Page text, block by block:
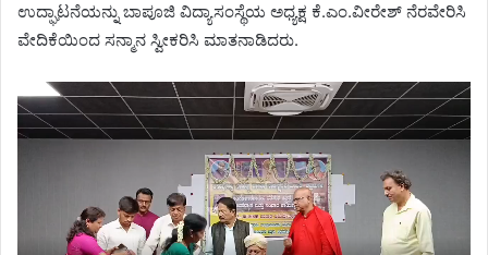
ಉದ್ಘಾಟನೆಯನ್ನು ಬಾಪೂಜಿ ವಿದ್ಯಾಸಂಸ್ಥೆಯ ಅಧ್ಯಕ್ಷ ಕೆ.ಎಂ.ವೀರೇಶ್ ನೆರವೇರಿಸಿ
ವೇದಿಕೆಯಿಂದ ಸನ್ಮಾನ ಸ್ವೀಕರಿಸಿ ಮಾತನಾಡಿದರು.